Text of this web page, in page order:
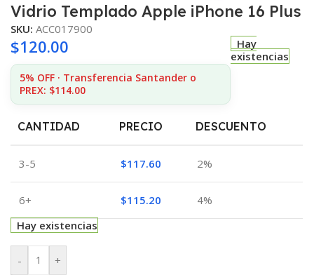
Vidrio Templado Apple iPhone 16 Plus
SKU: ACC017900
$120.00
5% OFF · Transferencia Santander o
PREX: $114.00
Hay
existencias
CANTIDAD PRECIO DESCUENTO
3-5 $117.60 2%
6+ $115.20
4%
Hay existencias
- +